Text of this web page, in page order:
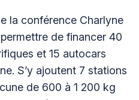
la conférence Charlyne
de financer 40
et 15 autocars
S’y ajoutent 7 stations
de 600 à 1 200 kg